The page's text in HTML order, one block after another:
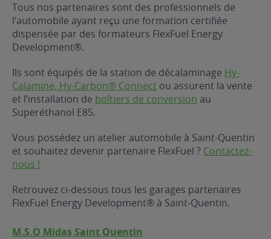
?
gratuit
le Superéthanol
?
de mon
Tous nos partenaires sont des professionnels de
l’automobile ayant reçu une formation certifiée
dispensée par des formateurs FlexFuel Energy
Development®.
Ils sont équipés de la station de décalaminage Hy-
Calamine, Hy-Carbon® Connect ou assurent la vente
et l’installation de boîtiers de conversion au
Superéthanol E85.
Vous possédez un atelier automobile à Saint-Quentin
et souhaitez devenir partenaire FlexFuel ? Contactez-
nous !
Retrouvez ci-dessous tous les garages partenaires
FlexFuel Energy Development® à Saint-Quentin.
M.S.Q Midas Saint Quentin